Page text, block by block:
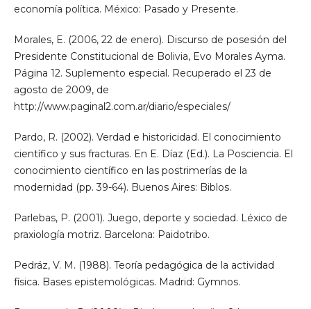
economía política. México: Pasado y Presente.
Morales, E. (2006, 22 de enero). Discurso de posesión del
Presidente Constitucional de Bolivia, Evo Morales Ayma.
Página 12. Suplemento especial. Recuperado el 23 de
agosto de 2009, de
http://www.paginal2.com.ar/diario/especiales/
Pardo, R. (2002). Verdad e historicidad. El conocimiento
científico y sus fracturas. En E. Díaz (Ed.). La Posciencia. El
conocimiento científico en las postrimerías de la
modernidad (pp. 39-64). Buenos Aires: Biblos.
Parlebas, P. (2001). Juego, deporte y sociedad. Léxico de
praxiología motriz. Barcelona: Paidotribo.
Pedráz, V. M. (1988). Teoría pedagógica de la actividad
física. Bases epistemológicas. Madrid: Gymnos.